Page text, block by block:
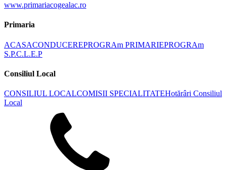
www.primariacogealac.ro
Primaria
ACASACONDUCEREPROGRAm PRIMARIEPROGRAm
S.P.C.L.E.P
Consiliul Local
CONSILIUL LOCALCOMISII SPECIALITATEHotărâri Consiliul
Local